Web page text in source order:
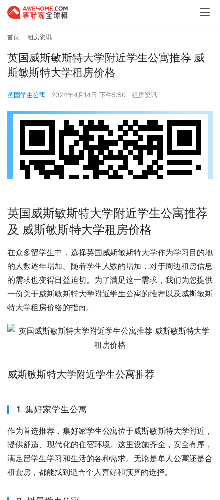
首页 租房资讯
英国威斯敏斯特大学附近学生公寓推荐 威
斯敏斯特大学租房价格
英国学生公寓 2024年4月14日 下午5:50 租房资讯
英国威斯敏斯特大学附近学生公寓推荐
及 威斯敏斯特大学租房价格
在众多留学生中，选择英国威斯敏斯特大学作为学习目的地
的人数逐年增加。随着学生人数的增加，对于周边租房信息
的需求也变得日益迫切。为了满足这一需求，我们为您提供
一份关于威斯敏斯特大学附近学生公寓的推荐以及威斯敏斯
特大学租房价格的指南。
威斯敏斯特大学附近学生公寓推荐
1. 集好家学生公寓
作为首选推荐，集好家学生公寓位于威斯敏斯特大学附近，
提供舒适、现代化的住宿环境。这里设施齐全，安全有序，
满足留学生学习和生活的各种需求。无论是单人公寓还是合
租套房，都能找到适合个人喜好和预算的选择。